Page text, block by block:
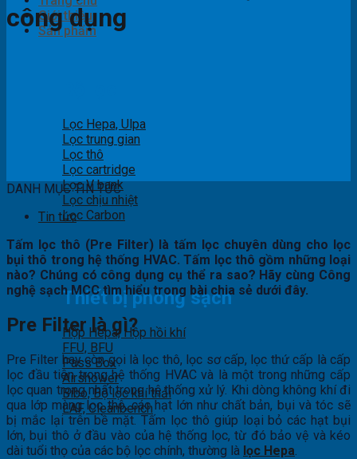
Giới thiệu
Sản phẩm
Lọc Hepa, Ulpa
Lọc trung gian
Lọc thô
Lọc cartridge
Lọc V bank
Lọc chịu nhiệt
Lọc Carbon
Thiết bị phòng sạch
Hộp Hepa, Hộp hồi khí
FFU, BFU
Pass Box
Airshower
Bibo, Bộ lọc khí thải
LAF, Cleanbench
công dụng
DANH MỤC TIN TỨC
Tin tức
Tấm lọc thô (Pre Filter) là tấm lọc chuyên dùng cho lọc
bụi thô trong hệ thống HVAC. Tấm lọc thô gồm những loại
nào? Chúng có công dụng cụ thể ra sao? Hãy cùng Công
nghệ sạch MCC tìm hiểu trong bài chia sẻ dưới đây.
Pre Filter là gì?
Pre Filter hay còn gọi là lọc thô, lọc sơ cấp, lọc thứ cấp là cấp
lọc đầu tiên trong hệ thống HVAC và là một trong những cấp
lọc quan trọng nhất trong hệ thống xử lý. Khi dòng không khí đi
qua lớp màng lọc thô, các hạt lớn như chất bản, bụi và tóc sẽ
bị mắc lại trên bề mặt. Tấm lọc thô giúp loại bỏ các hạt bụi
lớn, bụi thô ở đầu vào của hệ thống lọc, từ đó bảo vệ và kéo
dài tuổi thọ của các bộ lọc chính, thường là lọc Hepa